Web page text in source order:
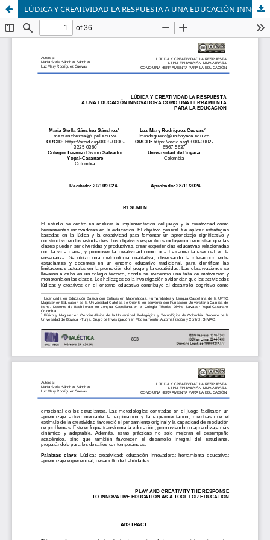
LÚDICA Y CREATIVIDAD LA RESPUESTA A UNA EDUCACIÓN INNOVADORA COMO UNA HERRAMIENTA PARA LA EDUCACIÓN